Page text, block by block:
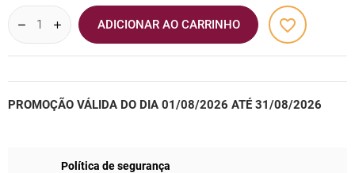
ADICIONAR AO CARRINHO favorite_border
PROMOÇÃO VÁLIDA DO DIA 01/08/2026 ATÉ 31/08/2026
Política de segurança